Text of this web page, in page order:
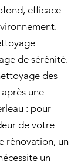
efficace
de sérénité.
des
une
: pour
de votre
rénovation, un
un